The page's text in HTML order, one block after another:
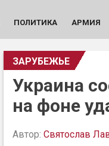
ПОЛИТИКА АРМИЯ
ЗАРУБЕЖЬЕ
Украина
на фоне
Автор: Святослав